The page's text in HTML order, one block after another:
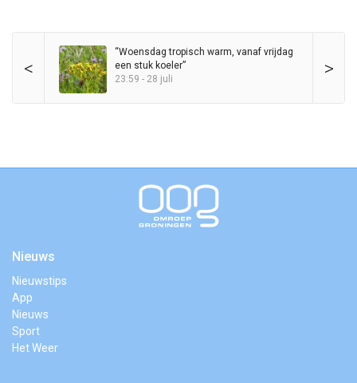
< >
“Woensdag tropisch warm, vanaf vrijdag
een stuk koeler”
23:59 - 28 juli
Nieuws
Nieuwstips
App
Nieuws
Sport
Het Weer